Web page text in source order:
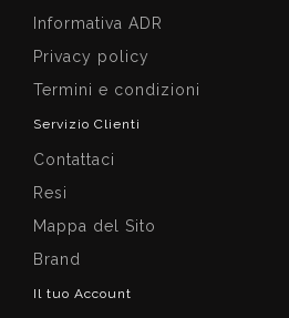
Informativa ADR
Privacy policy
Termini e condizioni
Servizio Clienti
Contattaci
Resi
Mappa del Sito
Brand
Il tuo Account